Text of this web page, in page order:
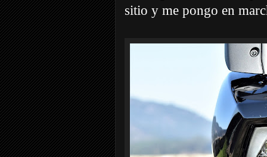
sitio y me pongo en